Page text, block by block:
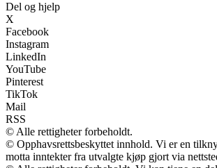
Del og hjelp
X
Facebook
Instagram
LinkedIn
YouTube
Pinterest
TikTok
Mail
RSS
© Alle rettigheter forbeholdt.
© Opphavsrettsbeskyttet innhold. Vi er en
motta inntekter fra utvalgte kjøp gjort via